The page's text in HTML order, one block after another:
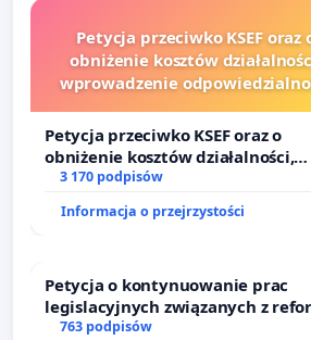
Petycja przeciwko KSEF oraz
obniżenie kosztów
wprowadzenie
sędziów
Petycja przeciwko KSEF oraz o
obniżenie kosztów działalności,
wprowadzenie odpowiedzialności
sędziów
3 170 podpisów
Informacja o przejrzystości
Petycja o kontynuowanie prac
legislacyjnych związanych z
prawa rodzinnego
763 podpisów